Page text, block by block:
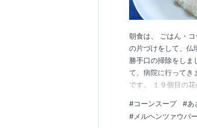
朝食は、 ごはん・
の片づけをして、仏
勝手口の掃除をしま
て、病院に行ってき
です。 １９個目の
も、２輪咲いていま
で、掃除の続きもで
#コーンスープ #あ
# メルヘンツァウバー